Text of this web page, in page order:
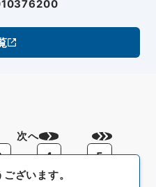
4 5
次へ
ざいます。